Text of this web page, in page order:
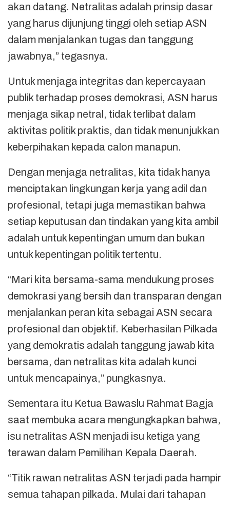
akan datang. Netralitas adalah prinsip dasar
yang harus dijunjung tinggi oleh setiap ASN
dalam menjalankan tugas dan tanggung
jawabnya,” tegasnya.
Untuk menjaga integritas dan kepercayaan
publik terhadap proses demokrasi, ASN harus
menjaga sikap netral, tidak terlibat dalam
aktivitas politik praktis, dan tidak menunjukkan
keberpihakan kepada calon manapun.
Dengan menjaga netralitas, kita tidak hanya
menciptakan lingkungan kerja yang adil dan
profesional, tetapi juga memastikan bahwa
setiap keputusan dan tindakan yang kita ambil
adalah untuk kepentingan umum dan bukan
untuk kepentingan politik tertentu.
“Mari kita bersama-sama mendukung proses
demokrasi yang bersih dan transparan dengan
menjalankan peran kita sebagai ASN secara
profesional dan objektif. Keberhasilan Pilkada
yang demokratis adalah tanggung jawab kita
bersama, dan netralitas kita adalah kunci
untuk mencapainya,” pungkasnya.
Sementara itu Ketua Bawaslu Rahmat Bagja
saat membuka acara mengungkapkan bahwa,
isu netralitas ASN menjadi isu ketiga yang
terawan dalam Pemilihan Kepala Daerah.
“Titik rawan netralitas ASN terjadi pada hampir
semua tahapan pilkada. Mulai dari tahapan